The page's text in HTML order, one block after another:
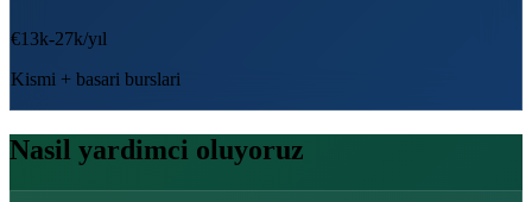
€13k-27k/yıl
Kismi + basari burslari
Nasil yardimci oluyoruz